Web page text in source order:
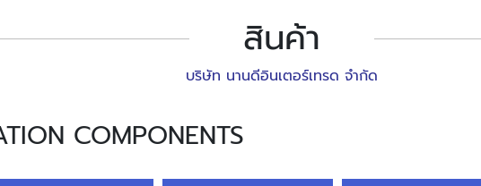
สินค้า
บริษัท นานดีอินเตอร์เทรด จำกัด
COMPONENTS